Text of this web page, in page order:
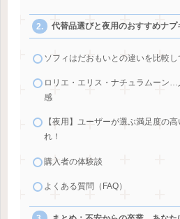
代替品選びと夜用のおすすめナプ
ソフィはだおもいとの違いを比較し
ロリエ・エリス・ナチュラムーン…
感
【夜用】ユーザーが選ぶ満足度の
れ！
購入者の体験談
よくある質問（FAQ）